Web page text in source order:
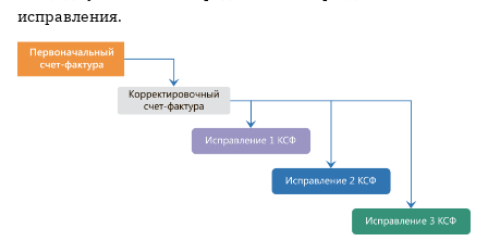
исправления.